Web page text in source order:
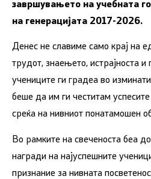
завршувањето на учебната
на генерацијата 2017-2026.
Денес не славиме само крај на
трудот, знаењето, истрајноста и
учениците ги градеа во
беше да им ги честитам
среќа на нивниот понатамошен
Во рамките на свеченоста беа
награди на најуспешните
признание за нивната